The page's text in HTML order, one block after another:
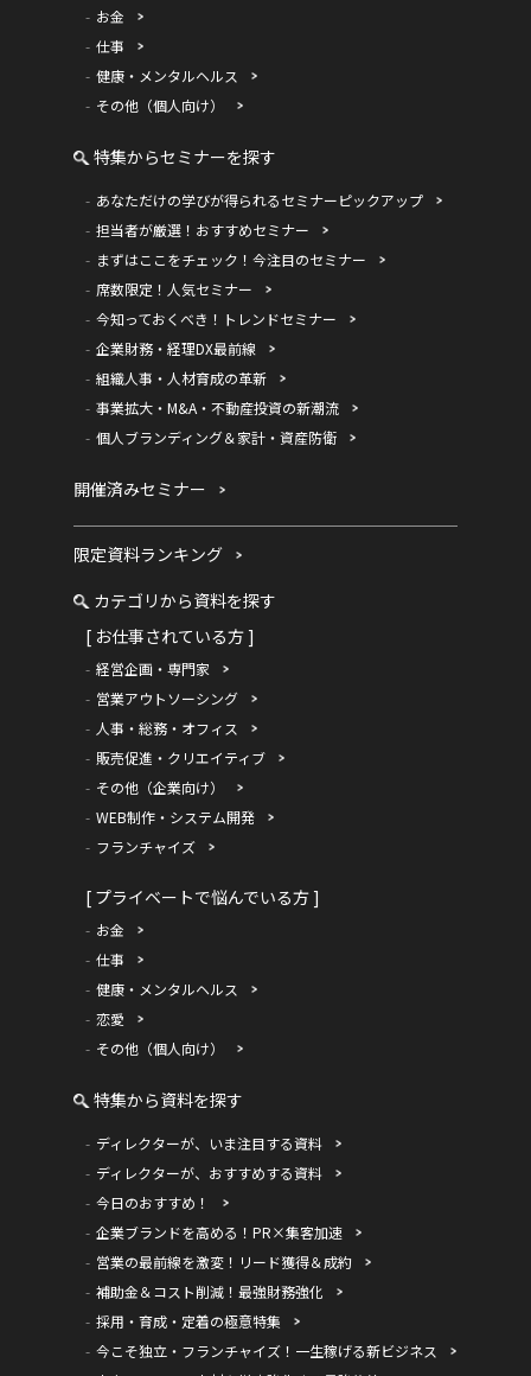
お金
仕事
健康・メンタルヘルス
その他（個人向け）
特集からセミナーを探す
あなただけの学びが得られるセミナーピックアップ
担当者が厳選！おすすめセミナー
まずはここをチェック！今注目のセミナー
席数限定！人気セミナー
今知っておくべき！トレンドセミナー
企業財務・経理DX最前線
組織人事・人材育成の革新
事業拡大・M&A・不動産投資の新潮流
個人ブランディング＆家計・資産防衛
開催済みセミナー
限定資料ランキング
カテゴリから資料を探す
[ お仕事されている方 ]
経営企画・専門家
営業アウトソーシング
人事・総務・オフィス
販売促進・クリエイティブ
その他（企業向け）
WEB制作・システム開発
フランチャイズ
[ プライベートで悩んでいる方 ]
お金
仕事
健康・メンタルヘルス
恋愛
その他（個人向け）
特集から資料を探す
ディレクターが、いま注目する資料
ディレクターが、おすすめする資料
今日のおすすめ！
企業ブランドを高める！PR×集客加速
営業の最前線を激変！リード獲得＆成約
補助金＆コスト削減！最強財務強化
採用・育成・定着の極意特集
今こそ独立・フランチャイズ！一生稼げる新ビジネス